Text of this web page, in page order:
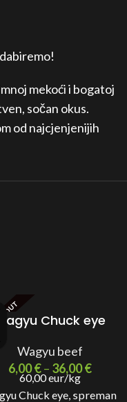
mekoći i bogatoj
sočan okus.
od najcjenjenijih
OUT Chuck eye
Wagyu beef
6,00€ – 36,00€
60,00 eur/kg
Chuck eye, spreman